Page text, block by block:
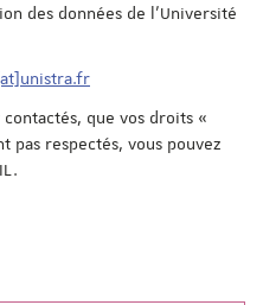
des données de l'Université
que vos droits «
pas respectés, vous pouvez